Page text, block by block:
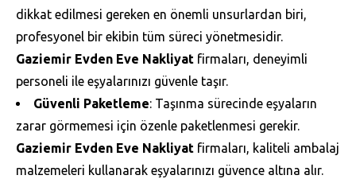
dikkat edilmesi gereken en önemli unsurlardan biri,
profesyonel bir ekibin tüm süreci yönetmesidir.
Gaziemir Evden Eve Nakliyat firmaları, deneyimli
personeli ile eşyalarınızı güvenle taşır.
Güvenli Paketleme: Taşınma sürecinde eşyaların
zarar görmemesi için özenle paketlenmesi gerekir.
Gaziemir Evden Eve Nakliyat firmaları, kaliteli ambalaj
malzemeleri kullanarak eşyalarınızı güvence altına alır.